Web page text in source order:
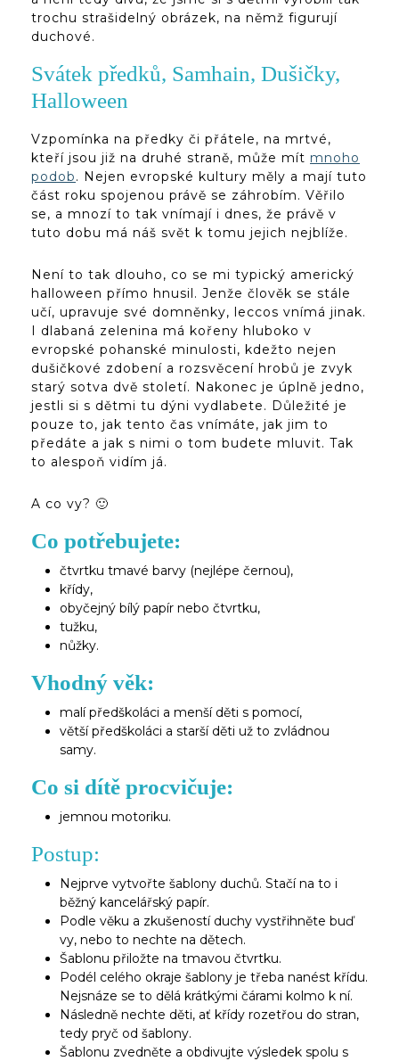
trochu strašidelný obrázek, na němž figurují
duchové.
Svátek předků, Samhain, Dušičky,
Halloween
Vzpomínka na předky či přátele, na mrtvé,
kteří jsou již na druhé straně, může mít mnoho
podob. Nejen evropské kultury měly a mají tuto
část roku spojenou právě se záhrobím. Věřilo
se, a mnozí to tak vnímají i dnes, že právě v
tuto dobu má náš svět k tomu jejich nejblíže.
Není to tak dlouho, co se mi typický americký
halloween přímo hnusil. Jenže člověk se stále
učí, upravuje své domněnky, leccos vnímá jinak.
I dlabaná zelenina má kořeny hluboko v
evropské pohanské minulosti, kdežto nejen
dušičkové zdobení a rozsvěcení hrobů je zvyk
starý sotva dvě století. Nakonec je úplně jedno,
jestli si s dětmi tu dýni vydlabete. Důležité je
pouze to, jak tento čas vnímáte, jak jim to
předáte a jak s nimi o tom budete mluvit. Tak
to alespoň vidím já.
A co vy? 🙂
Co potřebujete:
čtvrtku tmavé barvy (nejlépe černou),
křídy,
obyčejný bílý papír nebo čtvrtku,
tužku,
nůžky.
Vhodný věk:
malí předškoláci a menší děti s pomocí,
větší předškoláci a starší děti už to zvládnou
samy.
Co si dítě procvičuje:
jemnou motoriku.
Postup:
Nejprve vytvořte šablony duchů. Stačí na to i
běžný kancelářský papír.
Podle věku a zkušeností duchy vystřihněte buď
vy, nebo to nechte na dětech.
Šablonu přiložte na tmavou čtvrtku.
Podél celého okraje šablony je třeba nanést křídu.
Nejsnáze se to dělá krátkými čárami kolmo k ní.
Následně nechte děti, ať křídy rozetřou do stran,
tedy pryč od šablony.
Šablonu zvedněte a obdivujte výsledek spolu s